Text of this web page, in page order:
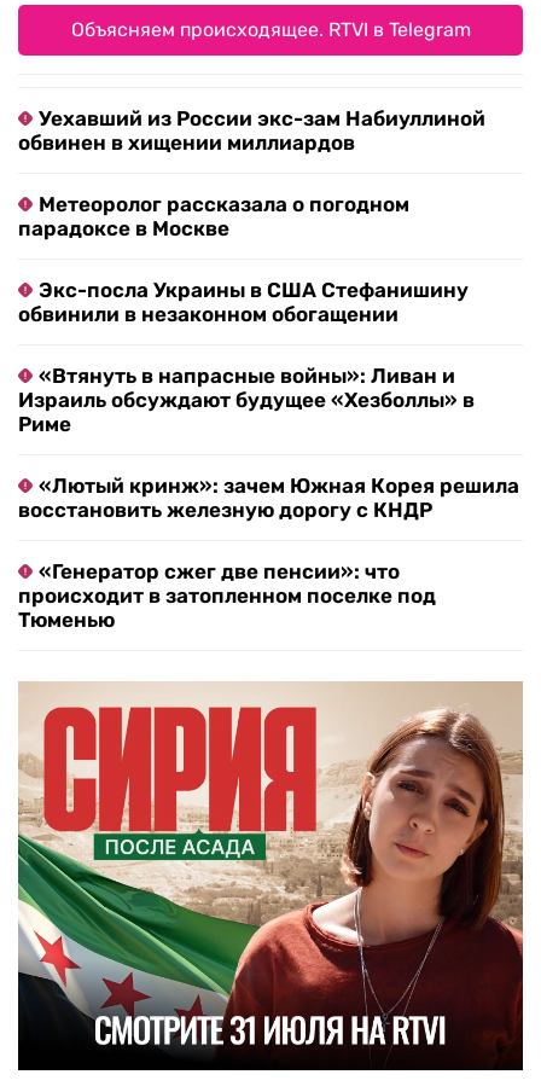
Объясняем происходящее. RTVI в Telegram
Уехавший из России экс-зам Набиуллиной
обвинен в хищении миллиардов
Метеоролог рассказала о погодном
парадоксе в Москве
Экс-посла Украины в США Стефанишину
обвинили в незаконном обогащении
«Втянуть в напрасные войны»: Ливан и
Израиль обсуждают будущее «Хезболлы» в
Риме
«Лютый кринж»: зачем Южная Корея решила
восстановить железную дорогу с КНДР
«Генератор сжег две пенсии»: что
происходит в затопленном поселке под
Тюменью